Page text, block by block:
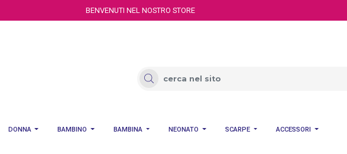
BENVENUTI NEL NOSTRO STORE
DONNA BAMBINO BAMBINA NEONATO SCARPE ACCESSORI